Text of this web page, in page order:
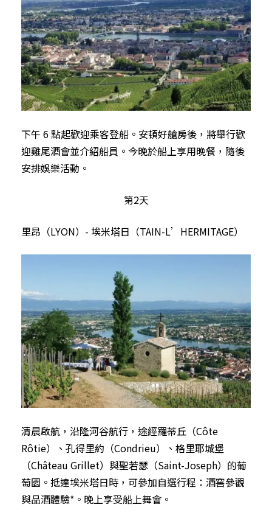
下午 6 點起歡迎乘客登船。安頓好艙房後，將舉行歡
迎雞尾酒會並介紹船員。今晚於船上享用晚餐，隨後
安排娛樂活動。
第2天
里昂（LYON）- 埃米塔日（TAIN-L’HERMITAGE）
清晨啟航，沿隆河谷航行，途經羅蒂丘（Côte
Rôtie）、孔得里約（Condrieu）、格里耶城堡
（Château Grillet）與聖若瑟（Saint-Joseph）的葡
萄園。抵達埃米塔日時，可參加自選行程：酒窖參觀
與品酒體驗*。晚上享受船上舞會。